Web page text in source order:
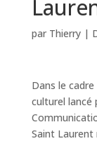
par Thierry|
Dans le
culturel lancé
Saint Laurent